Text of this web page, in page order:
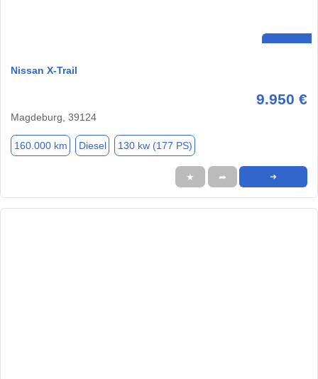
Nissan X-Trail
9.950 €
Magdeburg, 39124
160.000 km Diesel 130 kw (177 PS)
★ ➦ ➜